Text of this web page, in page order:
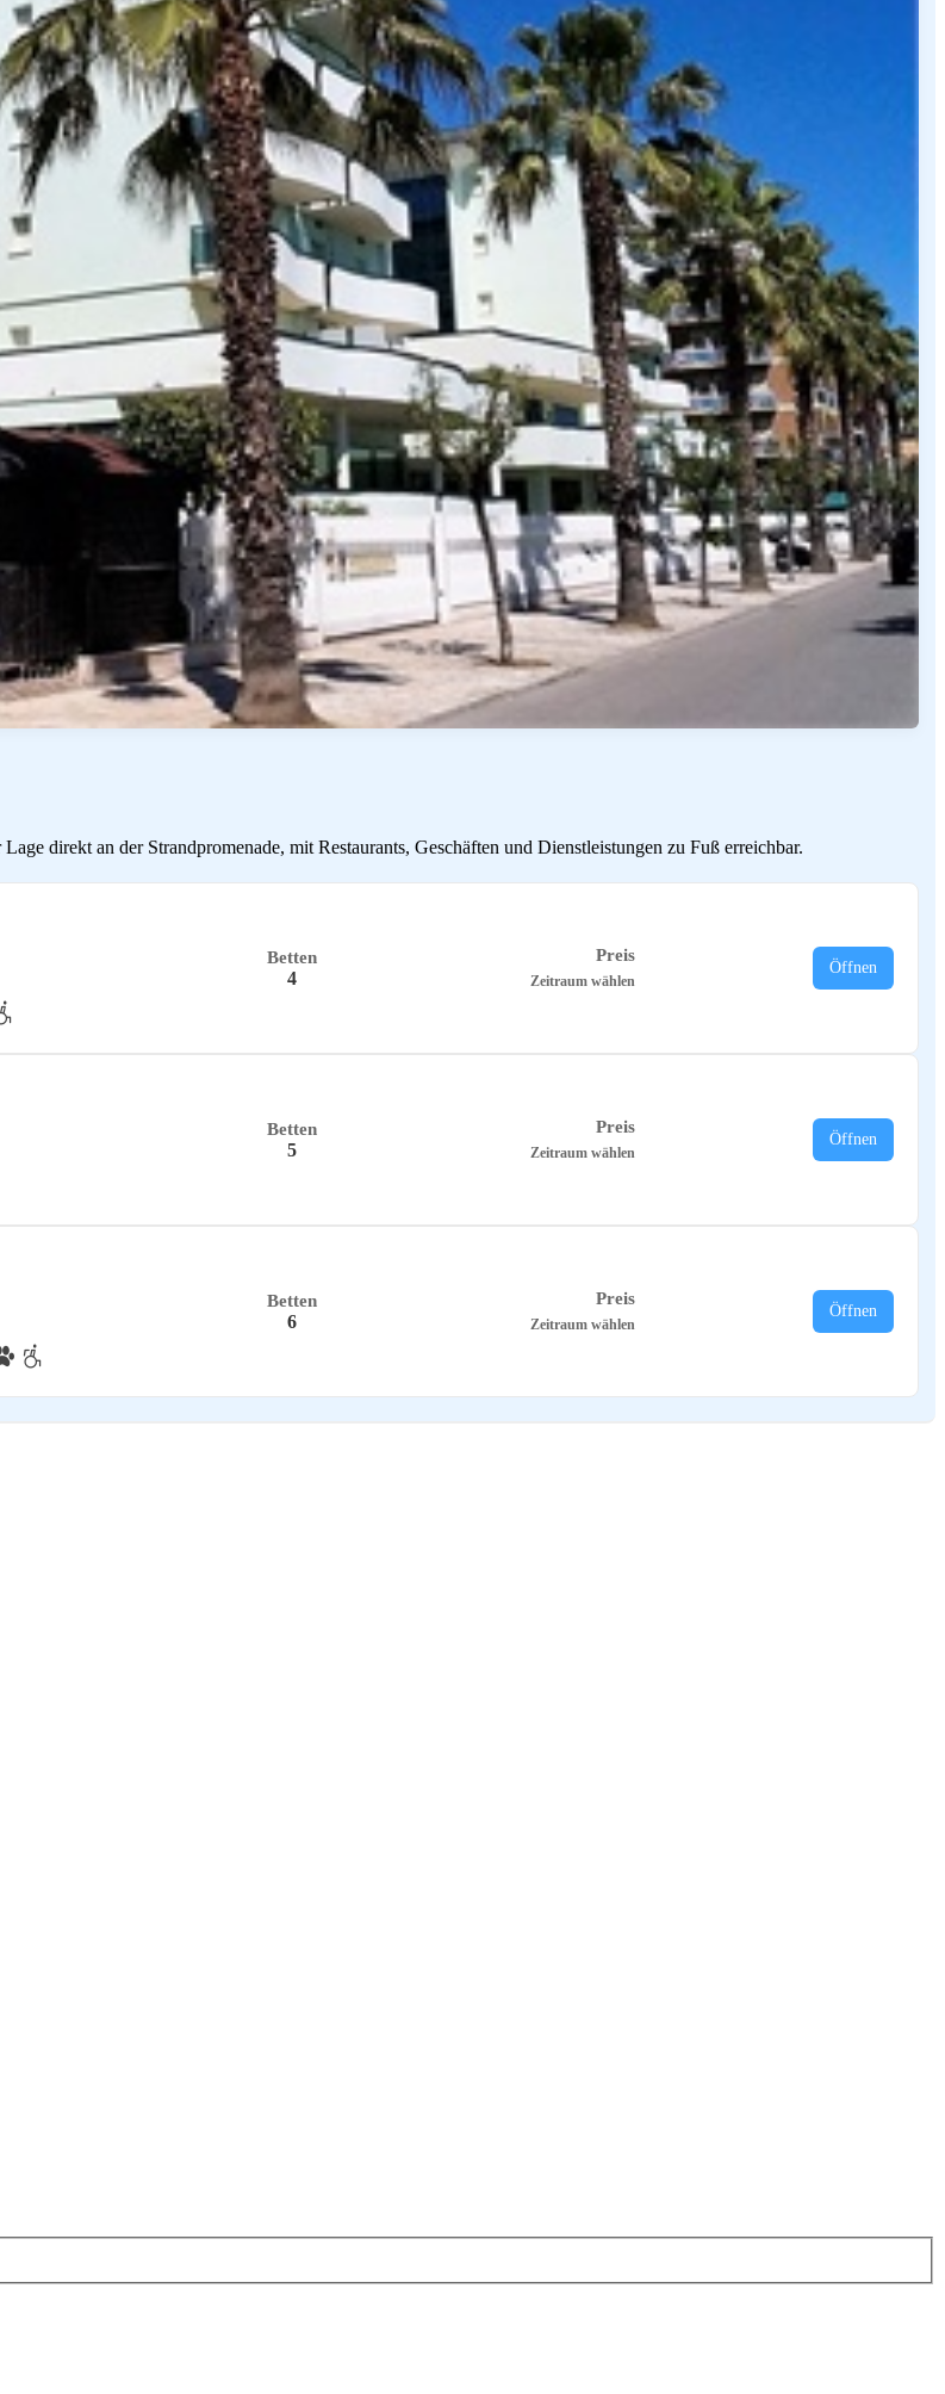
direkt an der Strandpromenade, mit Restaurants, Geschäften und Dienstleistungen zu Fuß erreichbar.
Betten
4
Preis
Zeitraum wählen
Öffnen
Betten
5
Preis
Zeitraum wählen
Öffnen
Betten
6
Preis
Zeitraum wählen
Öffnen